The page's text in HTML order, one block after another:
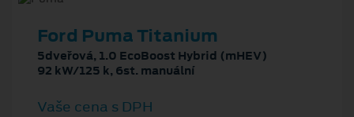
Ford Puma Titanium
5dveřová, 1.0 EcoBoost Hybrid (mHEV)
92 kW/125 k, 6st. manuální
Vaše cena s DPH